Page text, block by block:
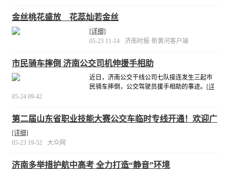
金丝桃花盛放 花蕊灿若金丝
[详细]
05-23 11-14
济南时报·新黄河客户端
市民骑车摔倒 济南公交司机伸援手相助
近日，济南公交干线公司七队接连发生三起市
民骑车摔倒，公交驾驶员援手相助的事迹。 [详
05-24 09-42
第二届山东省职业技能大赛公交车临时专线开通！欢迎广
大市民朋友现场观赛
[详细]
05-23 19-52
大众网
济南多举措护航中高考 全力打造“静音”环境